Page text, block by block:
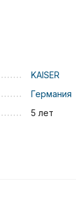
KAISER
Германия
5 лет